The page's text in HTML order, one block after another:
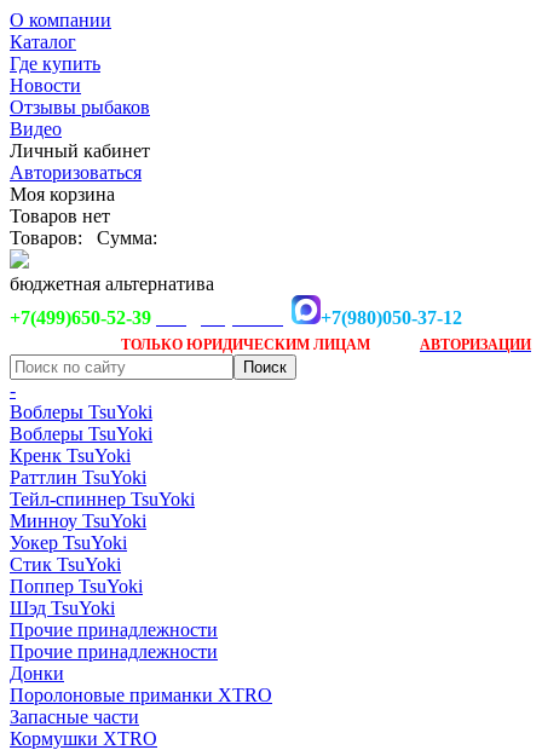
О компании
Каталог
Где купить
Новости
Отзывы рыбаков
Видео
Личный кабинет
Авторизоваться
Моя корзина
Товаров нет
Товаров:
Сумма:
бюджетная альтернатива
+7(499)650-52-39
+7(980)050-37-12
ТОЛЬКО ЮРИДИЧЕСКИМ ЛИЦАМ АВТОРИЗАЦИИ
-
Воблеры TsuYoki
Воблеры TsuYoki
Кренк TsuYoki
Раттлин TsuYoki
Тейл-спиннер TsuYoki
Минноу TsuYoki
Уокер TsuYoki
Стик TsuYoki
Поппер TsuYoki
Шэд TsuYoki
Прочие принадлежности
Прочие принадлежности
Донки
Поролоновые приманки XTRO
Запасные части
Кормушки XTRO